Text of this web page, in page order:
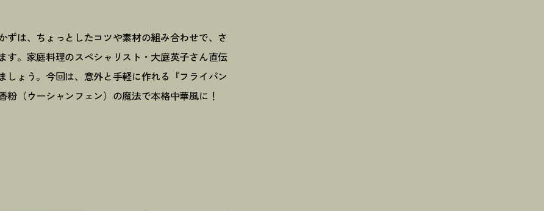
ずは、ちょっとしたコツや素材の組み合わせで、さ
す。家庭料理のスペシャリスト・大庭英子さん直伝
しょう。今回は、意外と手軽に作れる『フライパン
粉（ウーシャンフェン）の魔法で本格中華風に ！